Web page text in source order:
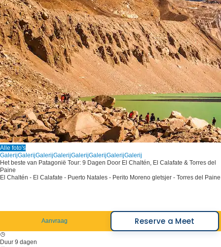
Alle foto's
GalerijGalerijGalerijGalerijGalerijGalerijGalerijGalerij
Het beste van Patagonië Tour: 9 Dagen Door El Chaltén, El Calafate & Torres del
Paine
El Chaltén - El Calafate - Puerto Natales - Perito Moreno gletsjer - Torres del Paine
Aanvraag Reserve a Meet
Duur 9 dagen